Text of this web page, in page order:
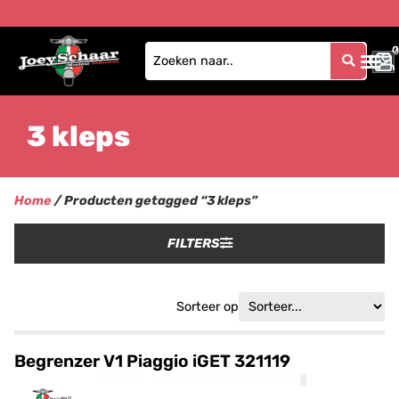
0
0
3 kleps
Home/ Producten getagged “3 kleps”
FILTERS
Sorteer op
Begrenzer V1 Piaggio iGET 321119